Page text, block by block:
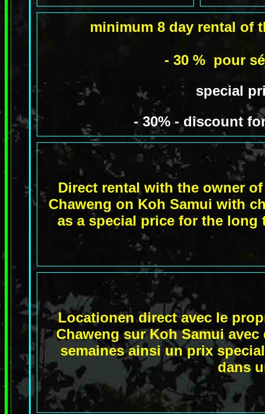
minimum 8 day rental of
- 30 % pour
special
- 30% - discount
Direct rental with the owner
Chaweng on Koh Samui with
as a special price for the long
Locationen direct avec le
Chaweng sur Koh Samui
semaines ainsi un prix
dans